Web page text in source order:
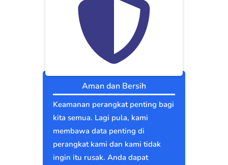
Aman dan Bersih
Keamanan perangkat penting bagi
kita semua. Lagi pula, kami
membawa data penting di
perangkat kami dan kami tidak
ingin itu rusak. Anda dapat